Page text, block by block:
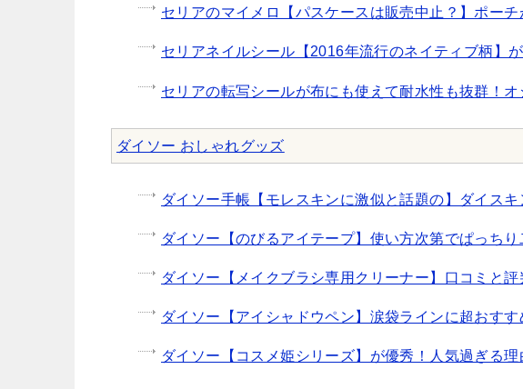
セリアのマイメロ【パスケースは販売中止？】ポーチ
セリアネイルシール【2016年流行のネイティブ柄】が
セリアの転写シールが布にも使えて耐水性も抜群！オ
ダイソー おしゃれグッズ
ダイソー手帳【モレスキンに激似と話題の】ダイス
ダイソー【のびるアイテープ】使い方次第でぱっち
ダイソー【メイクブラシ専用クリーナー】口コミと評
ダイソー【アイシャドウペン】涙袋ラインに超おすす
ダイソー【コスメ姫シリーズ】が優秀！人気過ぎる理